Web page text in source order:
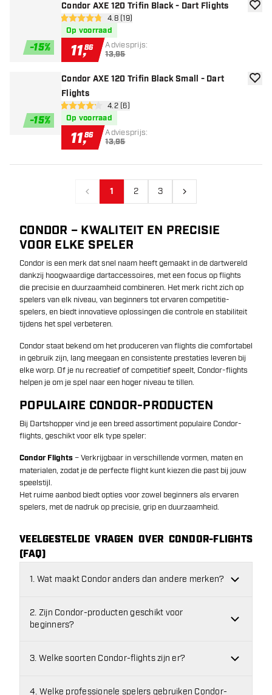
-15%
Condor AXE 120 Trifin Black - Dart Flights
open reviews drawer
4.8 score sterren4.8 (19)
Op voorraad
11,86 Adviesprijs:
13,95
-15%
Condor AXE 120 Trifin Black Small - Dart
Flights
open reviews drawer
4.2 score sterren4.2 (6)
Op voorraad
11,86 Adviesprijs:
13,95
Vorige
1 2 3 Volgende
CONDOR – KWALITEIT EN PRECISIE
VOOR ELKE SPELER
Condor is een merk dat snel naam heeft gemaakt in de dartwereld
dankzij hoogwaardige dartaccessoires, met een focus op flights
die precisie en duurzaamheid combineren. Het merk richt zich op
spelers van elk niveau, van beginners tot ervaren competitie­
spelers, en biedt innovatieve oplossingen die controle en stabiliteit
tijdens het spel verbeteren.
Condor staat bekend om het produceren van flights die comfortabel
in gebruik zijn, lang meegaan en consistente prestaties leveren bij
elke worp. Of je nu recreatief of competitief speelt, Condor-flights
helpen je om je spel naar een hoger niveau te tillen.
POPULAIRE CONDOR-PRODUCTEN
Bij Dartshopper vind je een breed assortiment populaire Condor-
flights, geschikt voor elk type speler:
Condor Flights– Verkrijgbaar in verschillende vormen, maten en
materialen, zodat je de perfecte flight kunt kiezen die past bij jouw
speelstijl.
Het ruime aanbod biedt opties voor zowel beginners als ervaren
spelers, met de nadruk op precisie, grip en duurzaamheid.
VEELGESTELDE VRAGEN OVER CONDOR-FLIGHTS
(FAQ)
1. Wat maakt Condor anders dan andere merken?
2. Zijn Condor-producten geschikt voor
beginners?
3. Welke soorten Condor-flights zijn er?
4. Welke professionele spelers gebruiken Condor-